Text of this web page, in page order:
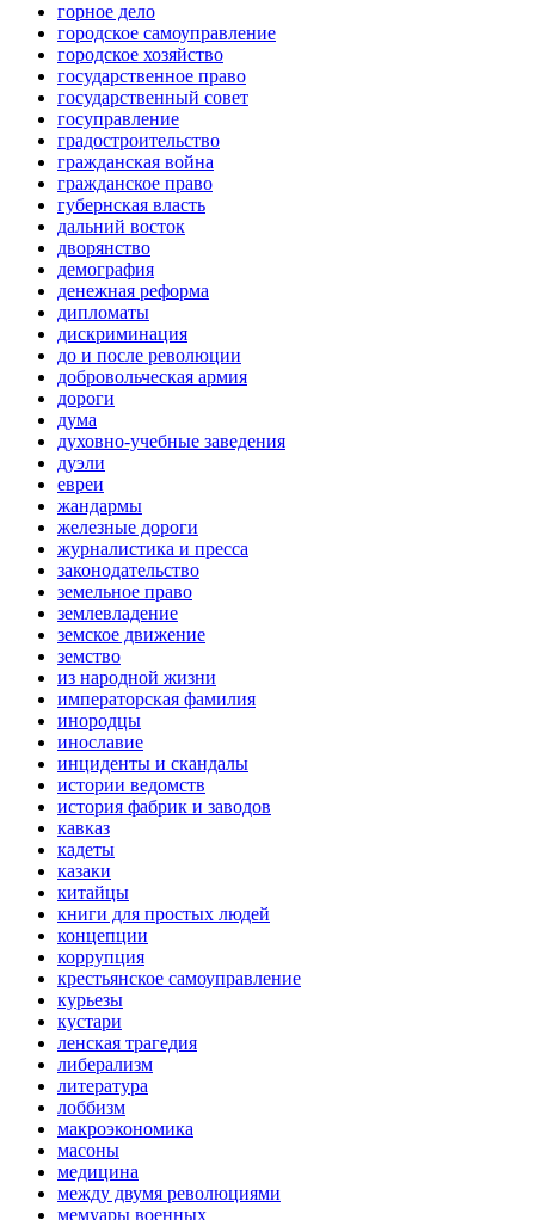
горное дело
городское самоуправление
городское хозяйство
государственное право
государственный совет
госуправление
градостроительство
гражданская война
гражданское право
губернская власть
дальний восток
дворянство
демография
денежная реформа
дипломаты
дискриминация
до и после революции
добровольческая армия
дороги
дума
духовно-учебные заведения
дуэли
евреи
жандармы
железные дороги
журналистика и пресса
законодательство
земельное право
землевладение
земское движение
земство
из народной жизни
императорская фамилия
инородцы
инославие
инциденты и скандалы
истории ведомств
история фабрик и заводов
кавказ
кадеты
казаки
китайцы
книги для простых людей
концепции
коррупция
крестьянское самоуправление
курьезы
кустари
ленская трагедия
либерализм
литература
лоббизм
макроэкономика
масоны
медицина
между двумя революциями
мемуары военных